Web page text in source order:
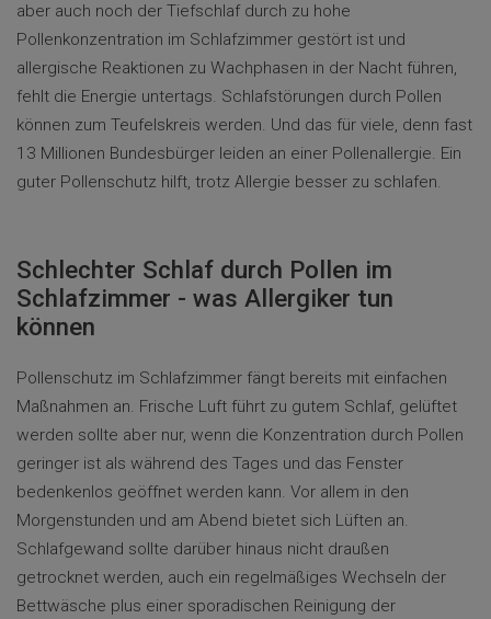
aber auch noch der Tiefschlaf durch zu hohe
Pollenkonzentration im Schlafzimmer gestört ist und
allergische Reaktionen zu Wachphasen in der Nacht führen,
fehlt die Energie untertags. Schlafstörungen durch Pollen
können zum Teufelskreis werden. Und das für viele, denn fast
13 Millionen Bundesbürger leiden an einer Pollenallergie. Ein
guter Pollenschutz hilft, trotz Allergie besser zu schlafen.
Schlechter Schlaf durch Pollen im
Schlafzimmer - was Allergiker tun
können
Pollenschutz im Schlafzimmer fängt bereits mit einfachen
Maßnahmen an. Frische Luft führt zu gutem Schlaf, gelüftet
werden sollte aber nur, wenn die Konzentration durch Pollen
geringer ist als während des Tages und das Fenster
bedenkenlos geöffnet werden kann. Vor allem in den
Morgenstunden und am Abend bietet sich Lüften an.
Schlafgewand sollte darüber hinaus nicht draußen
getrocknet werden, auch ein regelmäßiges Wechseln der
Bettwäsche plus einer sporadischen Reinigung der